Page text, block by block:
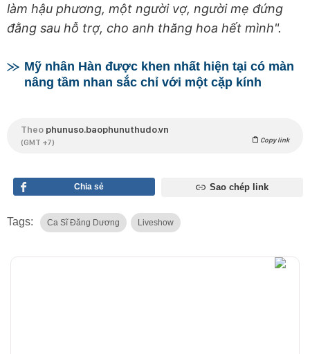
làm hậu phương, một người vợ, người mẹ đứng
đằng sau hỗ trợ, cho anh thăng hoa hết mình".
Mỹ nhân Hàn được khen nhất hiện tại có màn
nâng tầm nhan sắc chỉ với một cặp kính
Theo phunuso.baophunuthudo.vn
(GMT +7) Copy link
Chia sẻ Sao chép link
Tags: Ca Sĩ Đăng Dương Liveshow